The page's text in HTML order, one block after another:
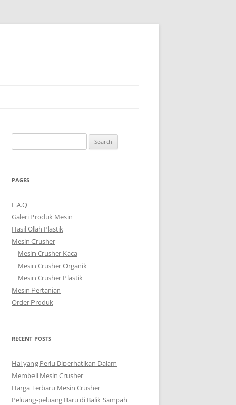
for:
PAGES
F.A.Q
Galeri Produk Mesin
Hasil Olah Plastik
Mesin Crusher
Mesin Crusher Kaca
Mesin Crusher Organik
Mesin Crusher Plastik
Mesin Pertanian
Order Produk
RECENT POSTS
Hal yang Perlu Diperhatikan Dalam
Membeli Mesin Crusher
Harga Terbaru Mesin Crusher
Peluang-peluang Baru di Balik Sampah